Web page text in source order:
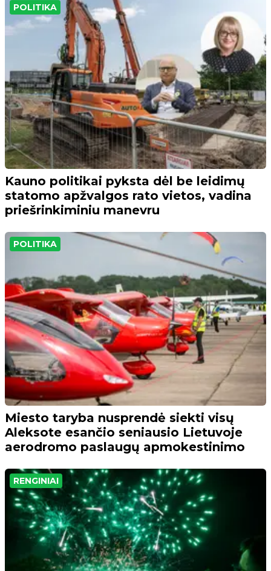
POLITIKA
Kauno politikai pyksta dėl be leidimų
statomo apžvalgos rato vietos, vadina
priešrinkiminiu manevru
POLITIKA
Miesto taryba nusprendė siekti visų
Aleksote esančio seniausio Lietuvoje
aerodromo paslaugų apmokestinimo
RENGINIAI